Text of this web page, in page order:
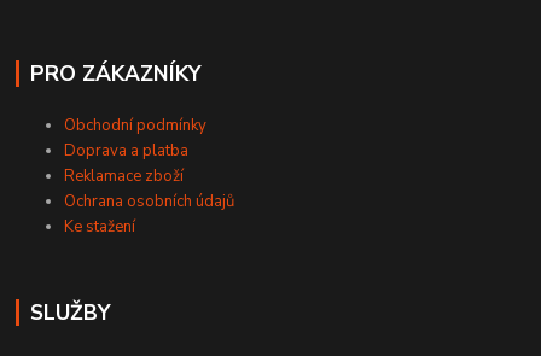
PRO ZÁKAZNÍKY
Obchodní podmínky
Doprava a platba
Reklamace zboží
Ochrana osobních údajů
Ke stažení
SLUŽBY